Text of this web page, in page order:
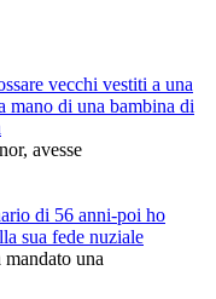
vecchi vestiti a una
mano di una bambina di
avesse
di 56 anni-poi ho
sua fede nuziale
una